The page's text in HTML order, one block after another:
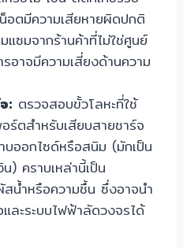
อตมีความเสียหายผิดปกติ
แซมจากร้านค้าที่ไม่ใช่ศูนย์
อาจมีความเสี่ยงด้านความ
: ตรวจสอบขั้วโลหะที่ใช้
ร์ตสำหรับเสียบสายชาร์จ
บออกไซด์หรือสนิม (มักเป็น
) คราบเหล่านี้เป็น
ำหรือความชื้น ซึ่งอาจนำ
ละระบบไฟฟ้าลัดวงจรได้